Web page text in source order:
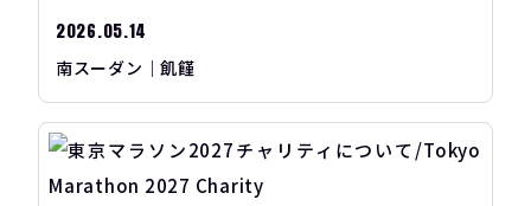
2026.05.14
南スーダン｜飢饉